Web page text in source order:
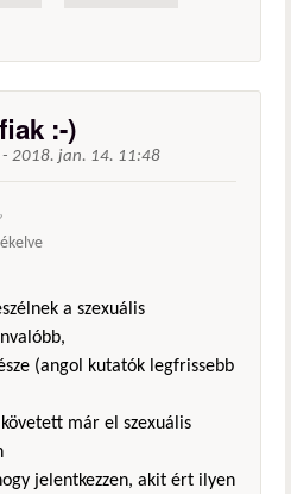
:-)
- 2018. jan. 14. 11:48
a szexuális
(angol kutatók legfrissebb
már el szexuális
jelentkezzen, akit ért ilyen